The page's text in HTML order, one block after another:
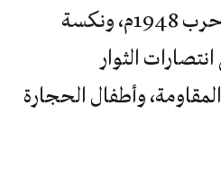
فلسطين والعرب أثناء حرب 1948م، ونكسة
انتصارات الثوار
وأطفال الحجارة